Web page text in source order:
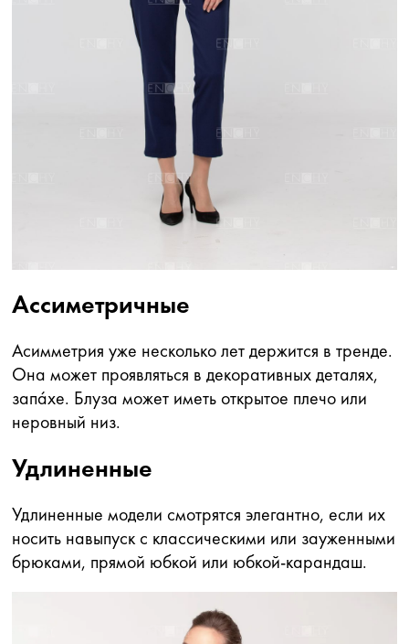
Ассиметричные
Асимметрия уже несколько лет держится в тренде.
Она может проявляться в декоративных деталях,
запа́хе. Блуза может иметь открытое плечо или
неровный низ.
Удлиненные
Удлиненные модели смотрятся элегантно, если их
носить навыпуск с классическими или зауженными
брюками, прямой юбкой или юбкой-карандаш.